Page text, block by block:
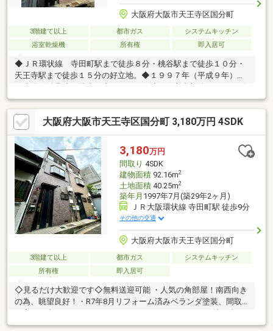
大阪府大阪市天王寺区国分町
3階建て以上 都市ガス
システムキッチン
浴室乾燥機
所有権 即入居可
◆ＪＲ環状線 寺田町駅まで徒歩８分・桃谷駅まで徒歩１０分・
天王寺駅まで徒歩１５分の好立地。◆１９９７年（平成９年）７
ッカピカです。◎リフォーム内容◎●システムキッチン・キッチ
ンパネル・浴室ユニットバス・洗面化粧台・洗濯パン・洗濯用水
栓・便器・温水洗浄便座新調。●フロアタイル・クロス・ＣＦ張
替。●畳表替、襖・障子張替。●間取り変更工事、建具一部新調、
ＴＶモニター付きインターホン新調。●ダウンライト新設。●室内
一部塗装、網戸一部張替。●ベランダ塗装、ポスト新調。●ハウス
クリーニング等。
大阪府大阪市天王寺区国分町 3,180万円 4SDK
3,180万円
間取り 4SDK
建物面積92.16m2
土地面積40.25m2
築年月 1997年7月(築29年2ヶ月)
ＪＲ大阪環状線 寺田町駅 徒歩9分
その他の交通
大阪府大阪市天王寺区国分町
3階建て以上 都市ガス
システムキッチン
所有権
即入居可
◇見るだけ大歓迎です◇無料送迎可能 ・人気の角部屋！南西向き
の為、眺望良好！・R7年8月リフォーム済みベランダ塗装、間取
洗濯パン、トイレ、モニターホン新調ダウンライト新設、ポスト